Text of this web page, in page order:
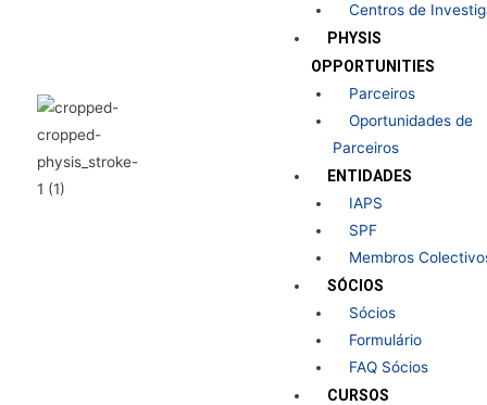
Centros de
PHYSIS
OPPORTUNITIES
Parceiros
Oportunidades de
Parceiros
ENTIDADES
IAPS
SPF
Membros
SÓCIOS
Sócios
Formulário
FAQ Sócios
CURSOS